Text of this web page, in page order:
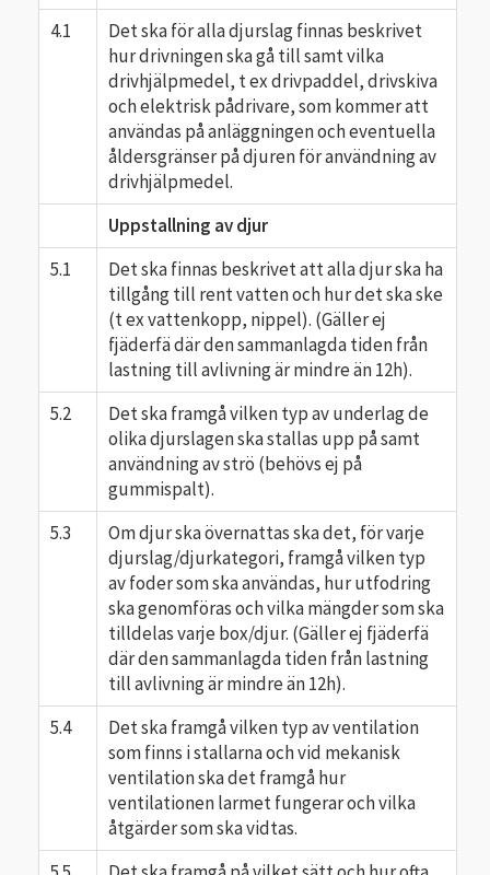
4.1
Det ska för alla djurslag finnas beskrivet
hur drivningen ska gå till samt vilka
drivhjälpmedel, t ex drivpaddel, drivskiva
och elektrisk pådrivare, som kommer att
användas på anläggningen och eventuella
åldersgränser på djuren för användning av
drivhjälpmedel.
Uppstallning av djur
5.1
Det ska finnas beskrivet att alla djur ska ha
tillgång till rent vatten och hur det ska ske
(t ex vattenkopp, nippel). (Gäller ej
fjäderfä där den sammanlagda tiden från
lastning till avlivning är mindre än 12h).
5.2
Det ska framgå vilken typ av underlag de
olika djurslagen ska stallas upp på samt
användning av strö (behövs ej på
gummispalt).
5.3
Om djur ska övernattas ska det, för varje
djurslag/djurkategori, framgå vilken typ
av foder som ska användas, hur utfodring
ska genomföras och vilka mängder som ska
tilldelas varje box/djur. (Gäller ej fjäderfä
där den sammanlagda tiden från lastning
till avlivning är mindre än 12h).
5.4
Det ska framgå vilken typ av ventilation
som finns i stallarna och vid mekanisk
ventilation ska det framgå hur
ventilationen larmet fungerar och vilka
åtgärder som ska vidtas.